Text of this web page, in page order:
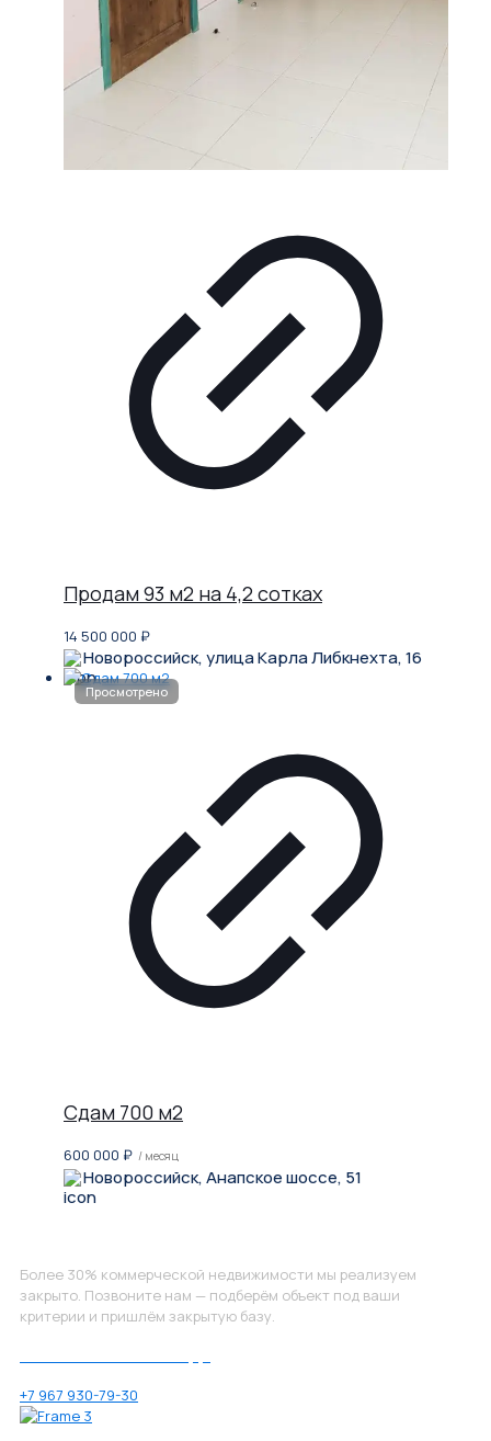
Продам 93 м2 на 4,2 сотках
14 500 000 ₽
Новороссийск, улица Карла Либкнехта, 16
Сдам 700 м2
600 000 ₽ / месяц
Новороссийск, Анапское шоссе, 51
Более 30% коммерческой недвижимости мы реализуем
закрыто. Позвоните нам — подберём объект под ваши
критерии и пришлём закрытую базу.
+7 967 930-79-30